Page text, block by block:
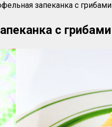
запеканка с грибами
с грибами